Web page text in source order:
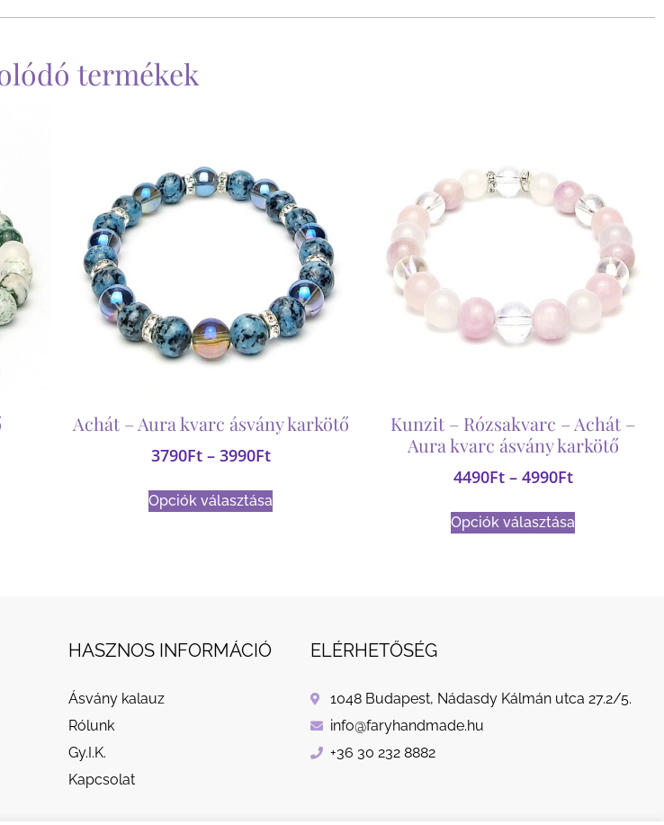
termékek
Achát – Aura kvarc ásvány karkötő
3790Ft – 3990Ft
Opciók választása
Kunzit – Rózsakvarc – Achát –
Aura kvarc ásvány karkötő
4490Ft – 4990Ft
Opciók választása
HASZNOS INFORMÁCIÓ
Ásvány kalauz
Rólunk
Gy.I.K.
Kapcsolat
ELÉRHETŐSÉG
1048 Budapest, Nádasdy Kálmán utca 27.2/5.
info@faryhandmade.hu
+36 30 232 8882